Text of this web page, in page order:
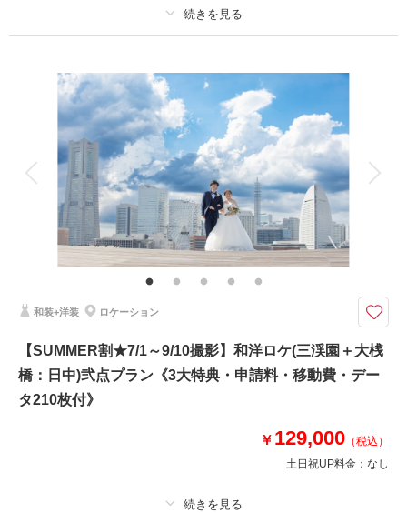
相談予約する
来店・オンライン を確認する
撮影料 新婦衣装2着
着付け ヘアメイク
アルバム データ 230 カット 台紙付写真
衣装追加 会食 挙式
家族と撮影 家族用衣装レンタル ペットと撮影
その他含むもの
衣装差額無し・肌着・草履・ 撮影申請料・ロケ先までの送迎・撮影小物・
メイクスタッフ撮影同行・撮影日程変更無料
《3大特典》①ウェルカムボードA3or六切り写真2面1冊 ②土日祝日料金
無料 ③オプション20％OFF をプレゼント！
東京ドーム4個分の広大な敷地を有している日本庭園「三渓園」
●選べる衣装は100着以上！追加料金はございません！
●写真データもレタッチ済みで230カット！
撮影日の空き
を確認する
和装+洋装 ロケーション
【SUMMER割★7/1～9/10撮影】和洋ロケ(三渓園＋大桟
橋：日中)弐点プラン《3大特典・申請料・移動費・デー
タ210枚付》
￥ 129,000 （税込）
土日祝UP料金： なし